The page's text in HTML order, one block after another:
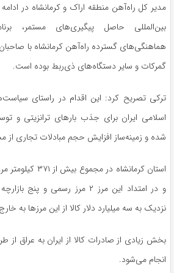
مدیر کل راه‌آهن منطقه اراک و کرمانشاه در
بین‌المللی حاصل پیگیری‌های مستمر،
هماهنگی‌های گسترده راه‌آهن کرمانشاه با
گمرکات و سایر دستگاه‌های ذی‌ربط بوده است.
ترکی تصریح کرد: این اقدام در راستای
اسلامی ایران برای جذب بارهای ترانزیتی و
شده و زمینه‌ساز افزایش حجم مبادلات تجاری از
استان کرمانشاه
و در امتداد این مرز ۲ مرز رسمی
نزدیک به سه میلیارد دلار کالا از این مرزها به
بخش زیادی از صادرات کالا از ایران به عراق از
انجام می‌شود.